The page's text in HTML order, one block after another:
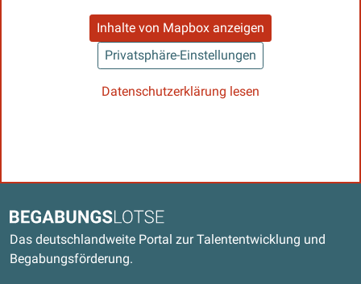
Inhalte von Mapbox anzeigen
Privatsphäre-Einstellungen
Datenschutzerklärung lesen
Begabungslotse
Das deutschlandweite Portal zur Talententwicklung und
Begabungsförderung.